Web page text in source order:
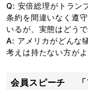
Q: 安倍総理がトラン
条約を間違いなく遵
いるが、実態はどう
A: アメリカがどんな
考えは持たない方がよ
会員スピーチ 「